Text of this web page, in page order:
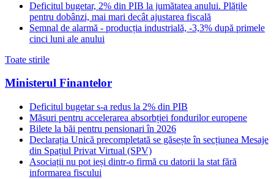
Deficitul bugetar, 2% din PIB la jumătatea anului. Plățile
pentru dobânzi, mai mari decât ajustarea fiscală
Semnal de alarmă - producția industrială, -3,3% după primele
cinci luni ale anului
Toate stirile
Ministerul Finantelor
Deficitul bugetar s-a redus la 2% din PIB
Măsuri pentru accelerarea absorbției fondurilor europene
Bilete la băi pentru pensionari în 2026
Declarația Unică precompletată se găsește în secțiunea Mesaje
din Spațiul Privat Virtual (SPV)
Asociații nu pot ieși dintr-o firmă cu datorii la stat fără
informarea fiscului